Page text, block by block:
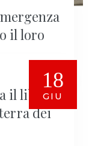
il loro
18
GIU
il libro
dei